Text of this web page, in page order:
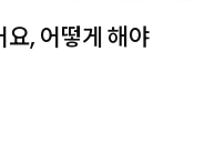
요, 어떻게 해야